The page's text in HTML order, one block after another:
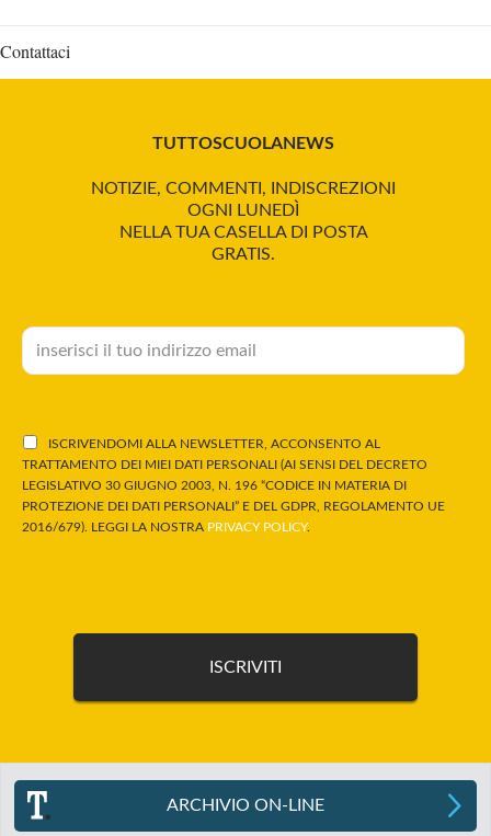
Contattaci
TUTTOSCUOLANEWS
NOTIZIE, COMMENTI, INDISCREZIONI
OGNI LUNEDÌ
NELLA TUA CASELLA DI POSTA
GRATIS.
ISCRIVENDOMI ALLA NEWSLETTER, ACCONSENTO AL
TRATTAMENTO DEI MIEI DATI PERSONALI (AI SENSI DEL DECRETO
LEGISLATIVO 30 GIUGNO 2003, N. 196 “CODICE IN MATERIA DI
PROTEZIONE DEI DATI PERSONALI” E DEL GDPR, REGOLAMENTO UE
2016/679). LEGGI LA NOSTRA PRIVACY POLICY.
ARCHIVIO ON-LINE